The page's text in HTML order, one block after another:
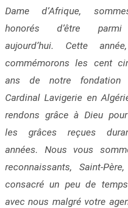
Dame d’Afrique,
honorés d’être
aujourd’hui. Cette
commémorons les cent
ans de notre
Cardinal Lavigerie en
rendons grâce à Dieu
les grâces reçues
années. Nous vous
reconnaissants, Saint-Père,
consacré un peu de
avec nous malgré votre